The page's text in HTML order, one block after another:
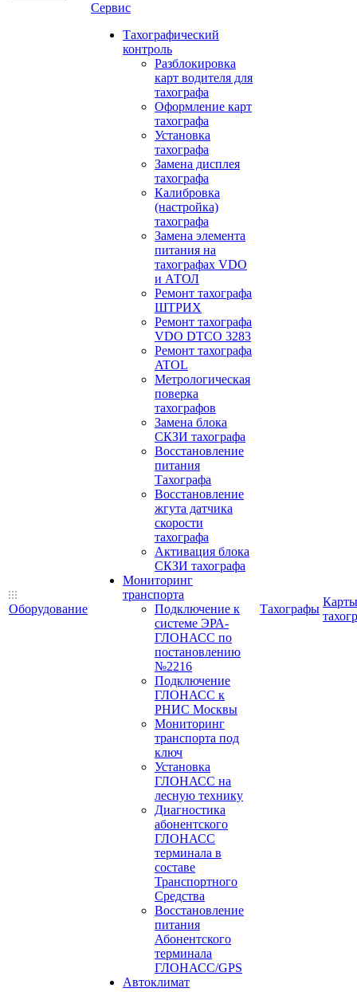
Оборудование
Сервис
Тахографический
контроль
Разблокировка
карт водителя для
тахографа
Оформление карт
тахографа
Установка
тахографа
Замена дисплея
тахографа
Калибровка
(настройка)
тахографа
Замена элемента
питания на
тахографах VDO
и АТОЛ
Ремонт тахографа
ШТРИХ
Ремонт тахографа
VDO DTCO 3283
Ремонт тахографа
ATOL
Метрологическая
поверка
тахографов
Замена блока
СКЗИ тахографа
Восстановление
питания
Тахографа
Восстановление
жгута датчика
скорости
тахографа
Активация блока
СКЗИ тахографа
Мониторинг
транспорта
Подключение к
системе ЭРА-
ГЛОНАСС по
постановлению
№2216
Подключение
ГЛОНАСС к
РНИС Москвы
Мониторинг
транспорта под
ключ
Установка
ГЛОНАСС на
лесную технику
Диагностика
абонентского
ГЛОНАСС
терминала в
составе
Транспортного
Средства
Восстановление
питания
Абонентского
терминала
ГЛОНАСС/GPS
Автоклимат
Тахографы
Карты